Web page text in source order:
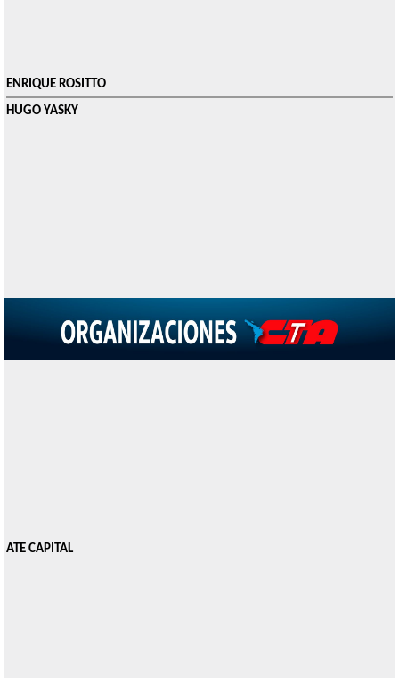
ENRIQUE ROSITTO
HUGO YASKY
ATE CAPITAL